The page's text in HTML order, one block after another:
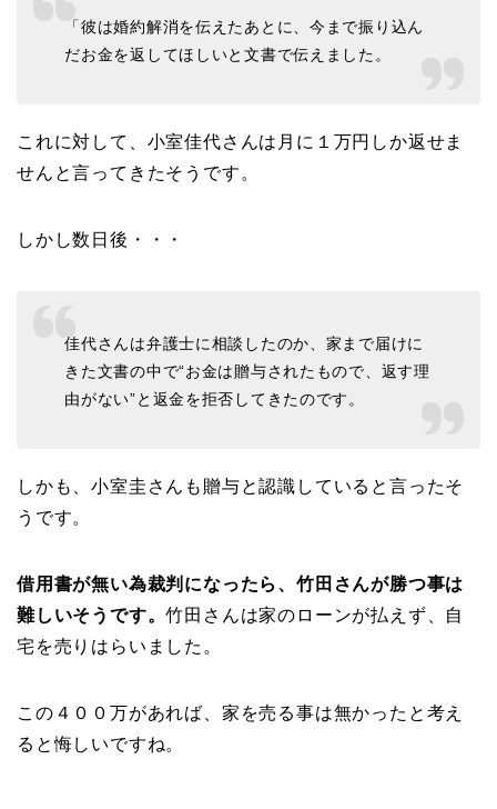
「彼は婚約解消を伝えたあとに、今まで振り込ん
だお金を返してほしいと文書で伝えました。
これに対して、小室佳代さんは月に１万円しか返せま
せんと言ってきたそうです。
しかし数日後・・・
佳代さんは弁護士に相談したのか、家まで届けに
きた文書の中で“お金は贈与されたもので、返す理
由がない”と返金を拒否してきたのです。
しかも、小室圭さんも贈与と認識していると言ったそ
うです。
借用書が無い為裁判になったら、 竹田さんが勝つ事は
難しいそうです。竹田さんは家のローンが払えず、自
宅を売りはらいました。
この４００万があれば、家を売る事は無かったと考え
ると悔しいですね。